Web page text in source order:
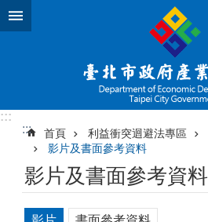
跳到主要內容區塊
:::
:::
首頁 利益衝突迴避法專區
影片及書面參考資料
影片及書面參考資料